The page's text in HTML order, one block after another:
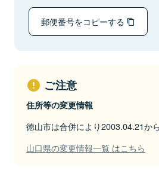
郵便番号をコピーする
ご注意
住所等の変更情報
徳山市は合併により2003.04.21か
山口県の変更情報一覧 はこちら